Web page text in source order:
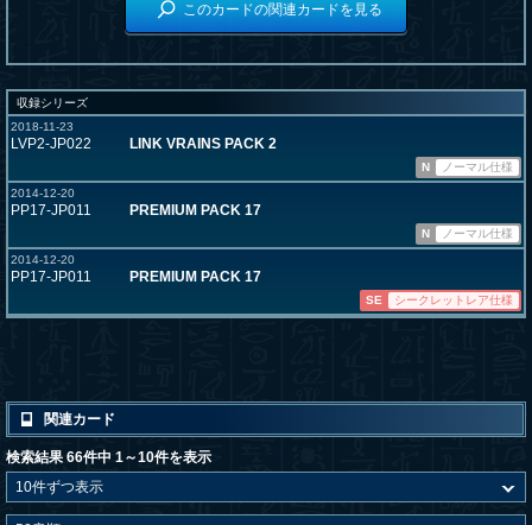
このカードの関連カードを見る
収録シリーズ
2018-11-23
LVP2-JP022 LINK VRAINS PACK 2
N
ノーマル仕様
2014-12-20
PP17-JP011 PREMIUM PACK 17
N
ノーマル仕様
2014-12-20
PP17-JP011 PREMIUM PACK 17
SE シークレットレア仕様
関連カード
検索結果 66件中 1～10件を表示